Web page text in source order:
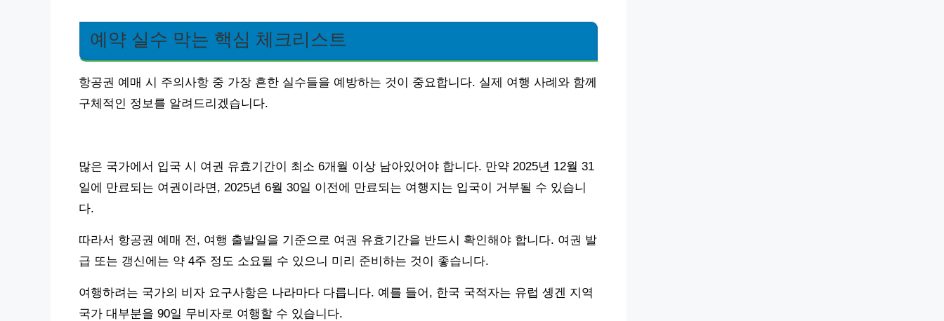
예약 실수 막는 핵심 체크리스트
항공권 예매 시 주의사항 중 가장 흔한 실수들을 예방하는 것이 중요합니다. 실제 여행 사례와 함께
구체적인 정보를 알려드리겠습니다.
많은 국가에서 입국 시 여권 유효기간이 최소 6개월 이상 남아있어야 합니다. 만약 2025년 12월 31
일에 만료되는 여권이라면, 2025년 6월 30일 이전에 만료되는 여행지는 입국이 거부될 수 있습니
다.
따라서 항공권 예매 전, 여행 출발일을 기준으로 여권 유효기간을 반드시 확인해야 합니다. 여권 발
급 또는 갱신에는 약 4주 정도 소요될 수 있으니 미리 준비하는 것이 좋습니다.
여행하려는 국가의 비자 요구사항은 나라마다 다릅니다. 예를 들어, 한국 국적자는 유럽 솅겐 지역
국가 대부분을 90일 무비자로 여행할 수 있습니다.